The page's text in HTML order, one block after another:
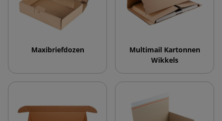
Maxibriefdozen
Multimail Kartonnen
Wikkels